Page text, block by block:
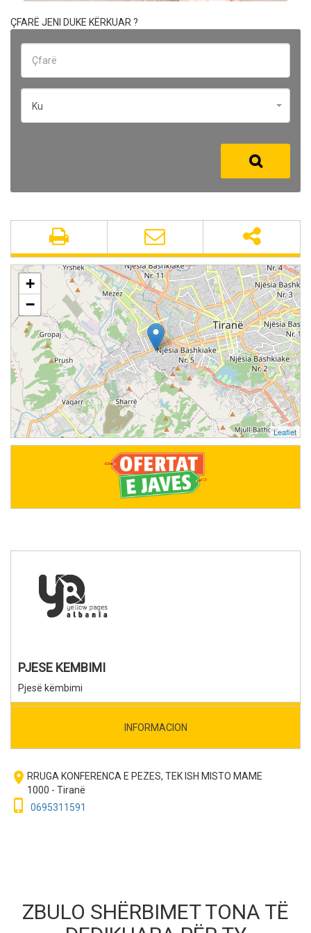
ÇFARË JENI DUKE KËRKUAR ?
Ku
PJESE KEMBIMI
Pjesë këmbimi
INFORMACION
room RRUGA KONFERENCA E PEZES, TEK ISH MISTO MAME
1000 - Tiranë
phone_iphone 0695311591
+
−
Leaflet
ZBULO SHËRBIMET TONA TË